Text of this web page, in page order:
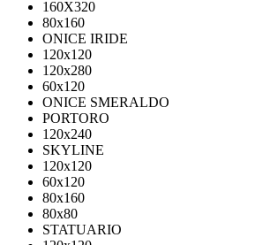
160X320
80х160
ONICE IRIDE
120x120
120x280
60x120
ONICE SMERALDO
PORTORO
120x240
SKYLINE
120x120
60x120
80x160
80x80
STATUARIO